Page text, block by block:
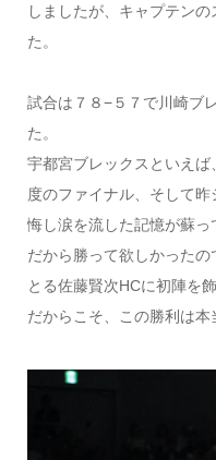
しましたが、キャプテン
た。
試合は７８−５７で川崎ブ
た。
宇都宮ブレックスといえ
度のファイナル、そして
悔し涙を流した記憶が蘇っ
だから勝って欲しかった
とる佐藤賢次HCに初陣を
だからこそ、この勝利は本